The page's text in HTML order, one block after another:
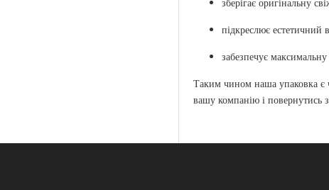
Упаковка 120*120*110
зберігає оригінальну
підкреслює естетичний
забезпечує максимальну
Таким чином наша упаковка є
вашу компанію і повернутись